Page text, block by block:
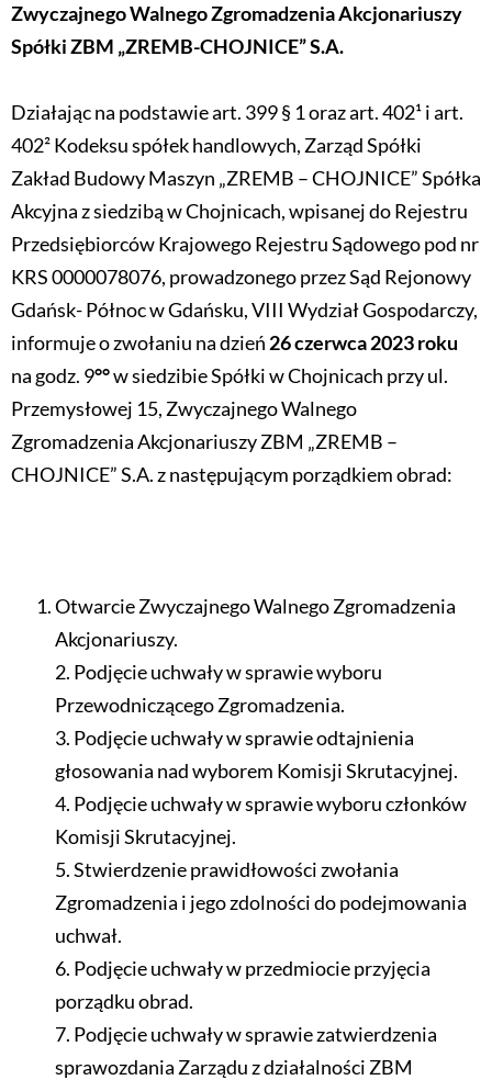
Zwyczajnego Walnego Zgromadzenia Akcjonariuszy
Spółki ZBM „ZREMB-CHOJNICE” S.A.
Działając na podstawie art. 399 § 1 oraz art. 402¹ i art.
402² Kodeksu spółek handlowych, Zarząd Spółki
Zakład Budowy Maszyn „ZREMB – CHOJNICE” Spółka
Akcyjna z siedzibą w Chojnicach, wpisanej do Rejestru
Przedsiębiorców Krajowego Rejestru Sądowego pod nr
KRS 0000078076, prowadzonego przez Sąd Rejonowy
Gdańsk- Północ w Gdańsku, VIII Wydział Gospodarczy,
informuje o zwołaniu na dzień 26 czerwca 2023 roku
na godz. 9°°w siedzibie Spółki w Chojnicach przy ul.
Przemysłowej 15, Zwyczajnego Walnego
Zgromadzenia Akcjonariuszy ZBM „ZREMB –
CHOJNICE” S.A. z następującym porządkiem obrad:
Otwarcie Zwyczajnego Walnego Zgromadzenia
Akcjonariuszy.
2. Podjęcie uchwały w sprawie wyboru
Przewodniczącego Zgromadzenia.
3. Podjęcie uchwały w sprawie odtajnienia
głosowania nad wyborem Komisji Skrutacyjnej.
4. Podjęcie uchwały w sprawie wyboru członków
Komisji Skrutacyjnej.
5. Stwierdzenie prawidłowości zwołania
Zgromadzenia i jego zdolności do podejmowania
uchwał.
6. Podjęcie uchwały w przedmiocie przyjęcia
porządku obrad.
7. Podjęcie uchwały w sprawie zatwierdzenia
sprawozdania Zarządu z działalności ZBM